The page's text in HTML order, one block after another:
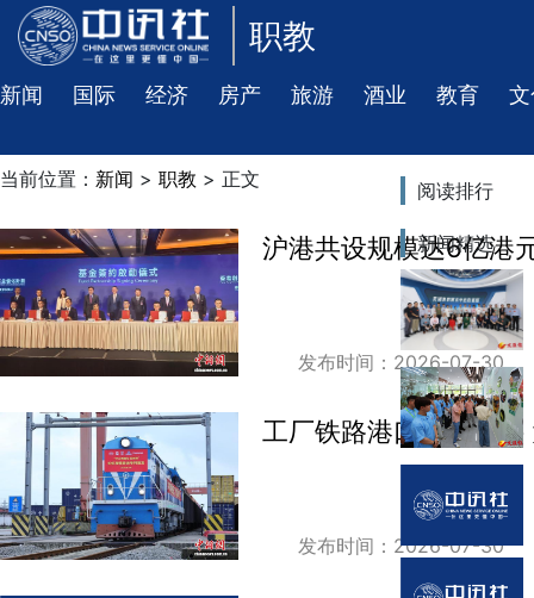
职教
新闻 国际 经济 房产 旅游 酒业 教育
当前位置： 新闻 > 职教 > 正文
沪港共设规模达6亿港
发布时间：2026-07-30
工厂铁路港口无缝衔
发布时间：2026-07-30
阅读排行
新闻精选